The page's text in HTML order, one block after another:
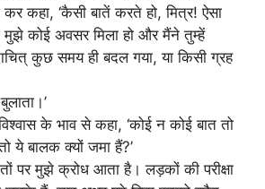
कहा, ‘कैसी बातें करते हो, मित्र! ऐसा
कोई अवसर मिला हो और मैंने तुम्हें
कुछ समय ही बदल गया, या किसी ग्रह
के भाव से कहा, ‘कोई न कोई बात तो
ये बालक क्यों जमा हैं?’
पर मुझे क्रोध आता है। लड़कों की परीक्षा